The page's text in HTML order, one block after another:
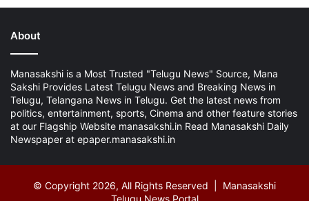
About
Manasakshi is a Most Trusted "Telugu News" Source, Mana
Sakshi Provides Latest Telugu News and Breaking News in
Telugu, Telangana News in Telugu. Get the latest news from
politics, entertainment, sports, Cinema and other feature stories
at our Flagship Website manasakshi.in Read Manasakshi Daily
Newspaper at epaper.manasakshi.in
© Copyright 2026, All Rights Reserved | Manasakshi
Telugu News Portal